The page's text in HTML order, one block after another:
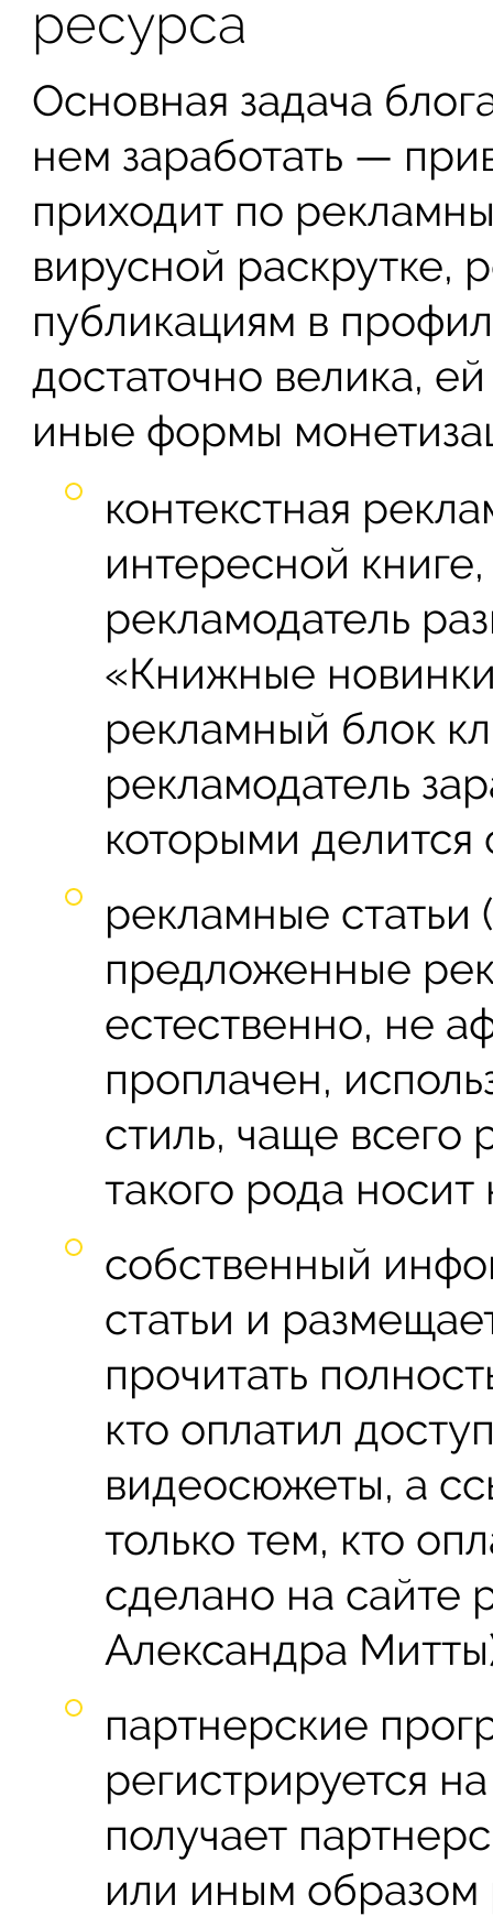
ресурса
Основная задача
нем заработать —
приходит по
вирусной раскрутке,
публикациям в
достаточно велика,
иные формы
контекстная
интересной
рекламодатель
«Книжные
рекламный блок
рекламодатель
которыми делится
рекламные статьи
предложенные
естественно, не
проплачен,
стиль, чаще всего
такого рода
собственный
статьи и
прочитать
кто оплатил
видеосюжеты, а
только тем, кто
сделано на сайте
Александра
партнерские
регистрируется
получает
или иным образом